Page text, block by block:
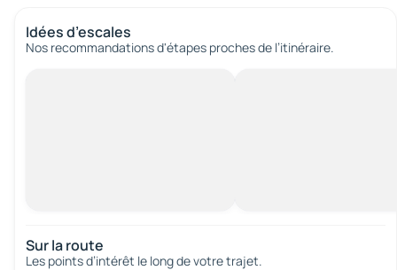
Idées d’escales
Nos recommandations d'étapes proches de l’itinéraire.
Sur la route
Les points d’intérêt le long de votre trajet.